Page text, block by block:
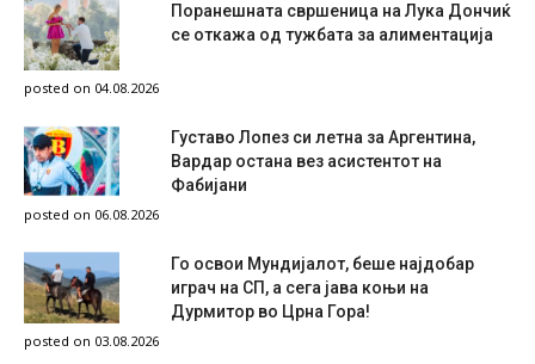
Поранешната свршеница на Лука Дончиќ
се откажа од тужбата за алиментација
posted on 04.08.2026
Густаво Лопез си летна за Аргентина,
Вардар остана вез асистентот на
Фабијани
posted on 06.08.2026
Го освои Мундијалот, беше најдобар
играч на СП, а сега јава коњи на
Дурмитор во Црна Гора!
posted on 03.08.2026